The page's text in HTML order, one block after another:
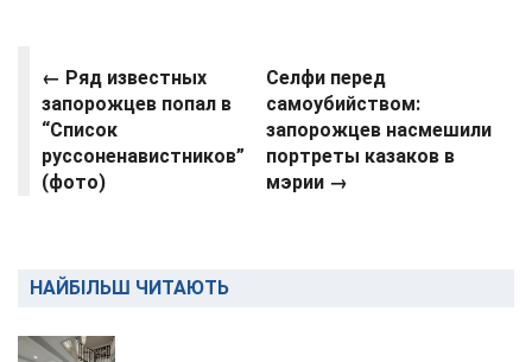
← Ряд известных
запорожцев попал в
“Список
руссоненавистников”
(фото)
Селфи перед
самоубийством:
запорожцев насмешили
портреты казаков в
мэрии →
НАЙБІЛЬШ ЧИТАЮТЬ